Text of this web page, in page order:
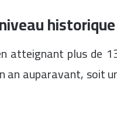
historique
atteignant plus de
an auparavant, soit